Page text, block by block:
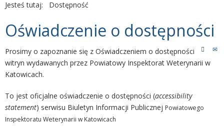
Jesteś tutaj: Dostępność
Oświadczenie o dostępności
Prosimy o zapoznanie się z Oświadczeniem o dostępności
witryn wydawanych przez Powiatowy Inspektorat Weterynarii w
Katowicach.
To jest oficjalne oświadczenie o dostępności (accessibility
statement) serwisu Biuletyn Informacji Publicznej Powiatowego
Inspektoratu Weterynarii w Katowicach